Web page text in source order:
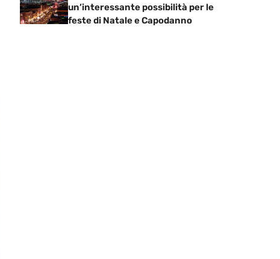
un’interessante possibilità per le
feste di Natale e Capodanno